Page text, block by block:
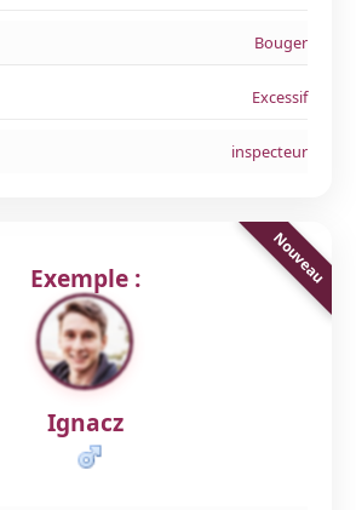
Bouger
Excessif
inspecteur
Exemple :
Ignacz